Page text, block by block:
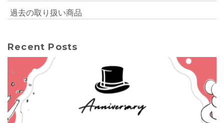
過去の取り扱い商品
Recent Posts